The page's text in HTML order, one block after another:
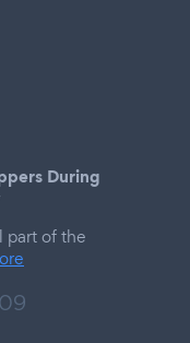
During
part of the